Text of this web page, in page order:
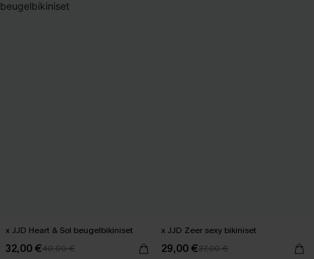
x JJD Heart & Sol beugelbikiniset
32,00 €40,00 €
x JJD Zeer sexy bikiniset
29,00 €37,00 €